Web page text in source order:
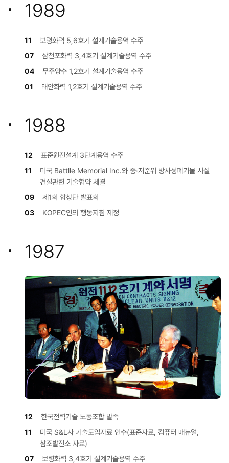
1989
11
보령화력 5,6호기 설계기술용역 수주
07
삼천포화력 3,4호기 설계기술용역 수주
04
무주양수 1,2호기 설계기술용역 수주
01
태안화력 1,2호기 설계기술용역 수주
1988
12
표준원전설계 3단계용역 수주
11
미국 Battlle Memorial Inc.와 중·저준위 방사성폐기물 시설
건설관련 기술협약 체결
09
제1회 합창단 발표회
03
KOPEC인의 행동지침 제정
1987
12
한국전력기술 노동조합 발족
11
미국 S&L사 기술도입자료 인수(표준자료, 컴퓨터 매뉴얼,
참조발전소 자료)
07
보령화력 3,4호기 설계기술용역 수주